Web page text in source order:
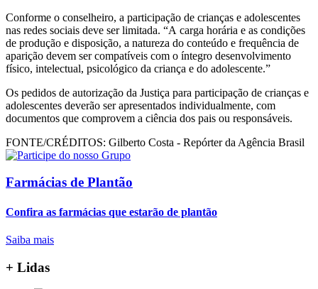
Conforme o conselheiro, a participação de crianças e adolescentes
nas redes sociais deve ser limitada. “A carga horária e as condições
de produção e disposição, a natureza do conteúdo e frequência de
aparição devem ser compatíveis com o íntegro desenvolvimento
físico, intelectual, psicológico da criança e do adolescente.”
Os pedidos de autorização da Justiça para participação de crianças e
adolescentes deverão ser apresentados individualmente, com
documentos que comprovem a ciência dos pais ou responsáveis.
FONTE/CRÉDITOS: Gilberto Costa - Repórter da Agência Brasil
Farmácias de Plantão
Confira as farmácias que estarão de plantão
Saiba mais
+ Lidas